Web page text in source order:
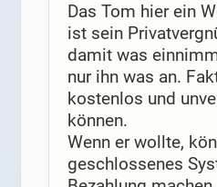
Das Tom hier ein
ist sein
damit was
nur ihn was an.
kostenlos und
können.
Wenn er wollte,
geschlossenes